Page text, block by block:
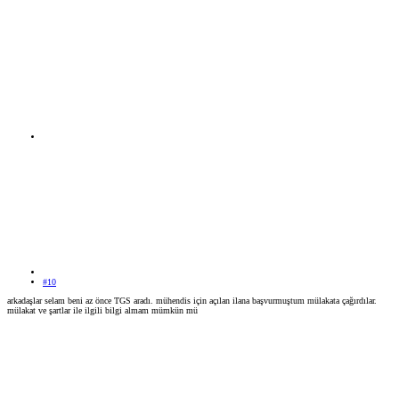
#10
arkadaşlar selam beni az önce TGS aradı. mühendis için açılan ilana başvurmuştum mülakata çağırdılar.
mülakat ve şartlar ile ilgili bilgi almam mümkün mü